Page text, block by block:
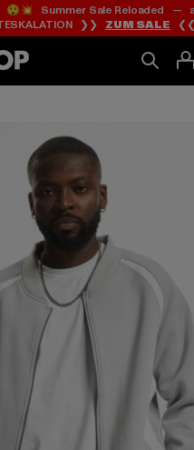
Zum
Inhalt
springen
Zum
Fußzeile
springen
Summer Sale Reloaded —
❯❯ ZUM SALE ❮❮